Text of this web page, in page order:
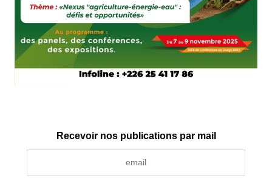
Recevoir nos publications par mail